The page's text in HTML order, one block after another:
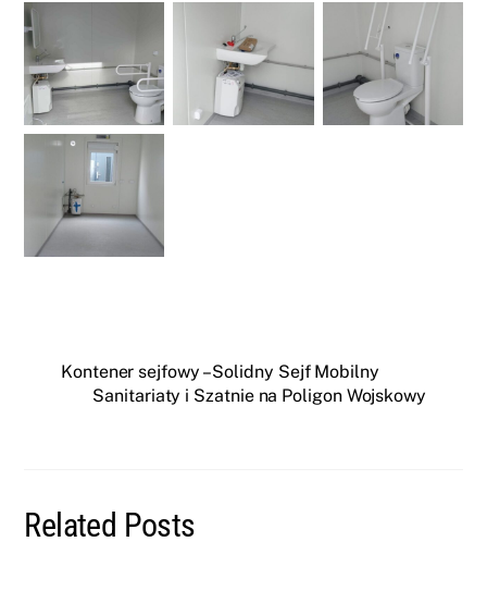
Kontener sejfowy – Solidny Sejf Mobilny
Sanitariaty i Szatnie na Poligon Wojskowy
Related Posts